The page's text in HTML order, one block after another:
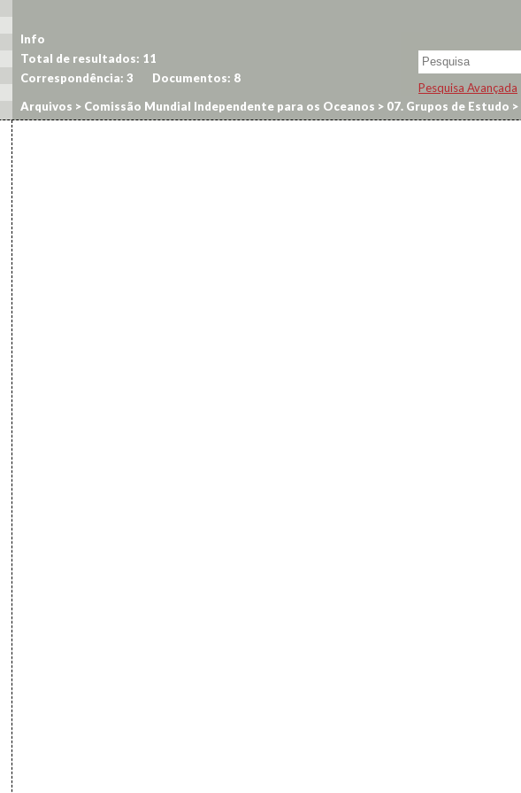
Pesquisa Avançada
Info
Total de resultados: 11
Correspondência: 3 Documentos: 8
Arquivos > Comissão Mundial Independente para os Oceanos > 07. Grupos de Estudo >
(pt1)